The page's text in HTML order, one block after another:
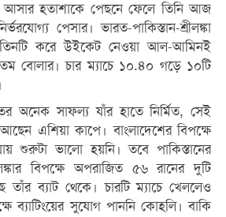
আসার হতাশাকে পেছনে ফেলে তিনি আজ
পেসার। ভারত-পাকিস্তান-শ্রীলঙ্কা
করে উইকেট নেওয়া আল-আমিনই
বোলার। চার ম্যাচে ১০.৪০ গড়ে ১০টি
অনেক সাফল্য যাঁর হাতে নির্মিত, সেই
এশিয়া কাপে। বাংলাদেশের বিপক্ষে
শুরুটা ভালো হয়নি। তবে পাকিস্তানের
বিপক্ষে অপরাজিত ৫৬ রানের দুটি
তাঁর ব্যাট থেকে। চারটি ম্যাচে খেললেও
ব্যাটিংয়ের সুযোগ পাননি কোহলি। বাকি